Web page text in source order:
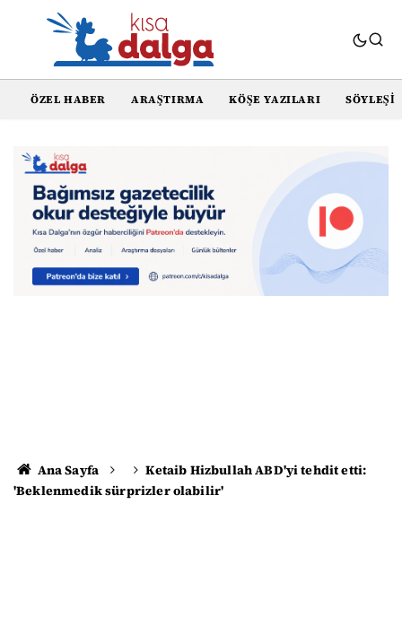
ÖZEL HABER ARAŞTIRMA KÖŞE YAZILARI SÖYLEŞI
Ana Sayfa
Ketaib Hizbullah ABD'yi tehdit etti:
'Beklenmedik sürprizler olabilir'